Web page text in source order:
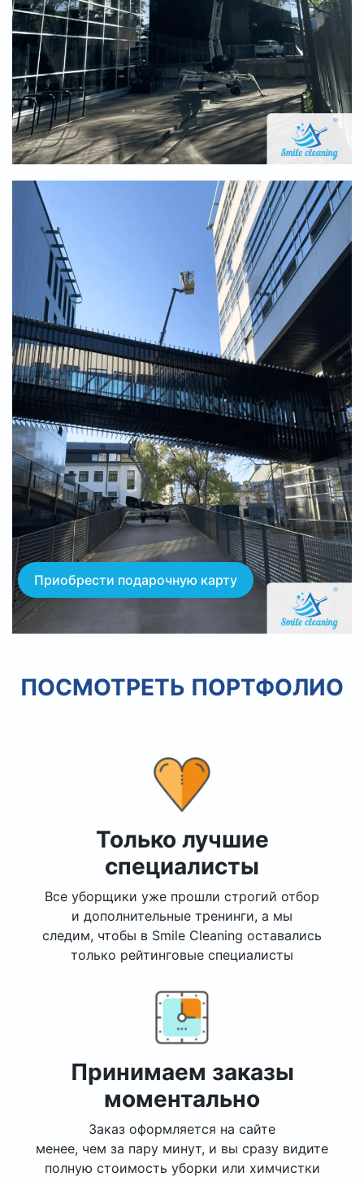
ПОСМОТРЕТЬ ПОРТФОЛИО
Только лучшие
специалисты
Все уборщики уже прошли строгий отбор
и дополнительные тренинги, а мы
следим, чтобы в Smile Cleaning оставались
только рейтинговые специалисты
Принимаем заказы
моментально
Заказ оформляется на сайте
менее, чем за пару минут, и вы сразу видите
полную стоимость уборки или химчистки
Приобрести подарочную карту